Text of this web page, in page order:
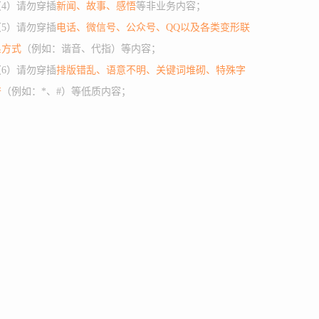
）请勿穿插新闻、故事、感悟等非业务内容；
）请勿穿插电话、微信号、公众号、QQ以及各类变形联
式 （例如：谐音、代指）等内容；
）请勿穿插排版错乱、语意不明、关键词堆砌、特殊字
（例如：*、#）等低质内容；